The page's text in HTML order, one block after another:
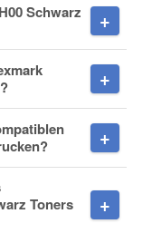
Schwarz
Toners